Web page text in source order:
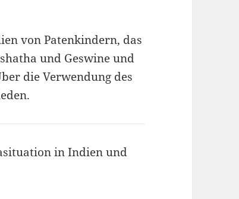
von Patenkindern, das
und Geswine und
die Verwendung des
in Indien und